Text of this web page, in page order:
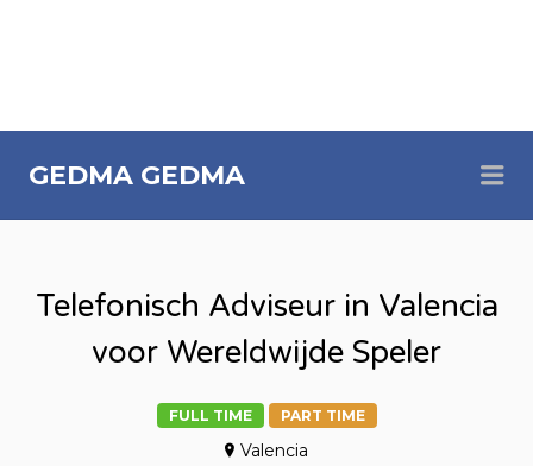
GEDMA GEDMA
Telefonisch Adviseur in Valencia
voor Wereldwijde Speler
FULL TIME PART TIME
Valencia